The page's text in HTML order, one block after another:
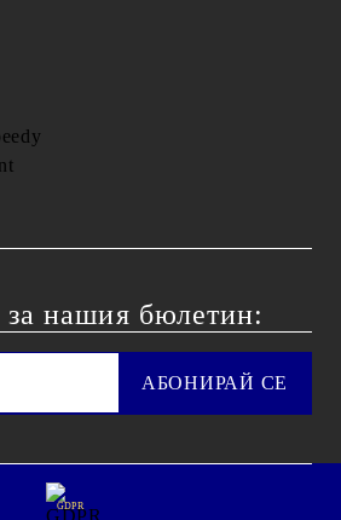
нашия бюлетин:
GDPR